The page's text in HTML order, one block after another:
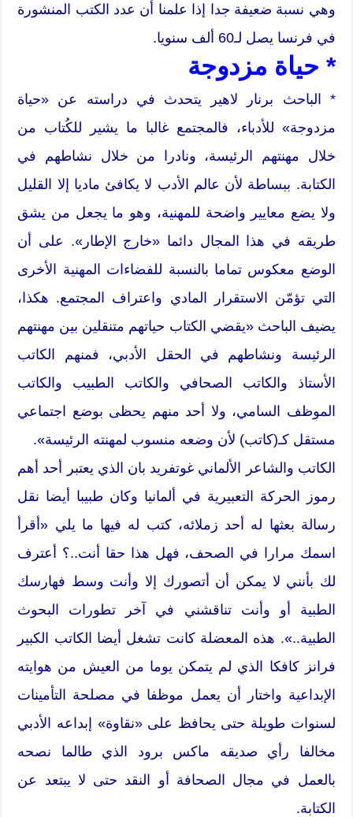
وهي نسبة ضعيفة جدا إذا علمنا أن عدد الكتب المنشورة
في فرنسا يصل لـ60 ألف سنويا.
* حياة مزدوجة
* الباحث برنار لاهير يتحدث في دراسته عن «حياة
مزدوجة» للأدباء، فالمجتمع غالبا ما يشير للكُتاب من
خلال مهنتهم الرئيسة، ونادرا من خلال نشاطهم في
الكتابة. ببساطة لأن عالم الأدب لا يكافئ ماديا إلا القليل
ولا يضع معايير واضحة للمهنية، وهو ما يجعل من يشق
طريقه في هذا المجال دائما «خارج الإطار». على أن
الوضع معكوس تماما بالنسبة للفضاءات المهنية الأخرى
التي تؤمّن الاستقرار المادي واعتراف المجتمع. هكذا،
يضيف الباحث «يقضي الكتاب حياتهم متنقلين بين مهنتهم
الرئيسة ونشاطهم في الحقل الأدبي، فمنهم الكاتب
الأستاذ والكاتب الصحافي والكاتب الطبيب والكاتب
الموظف السامي، ولا أحد منهم يحظى بوضع اجتماعي
مستقل كـ(كاتب) لأن وضعه منسوب لمهنته الرئيسة».
الكاتب والشاعر الألماني غوتفريد بان الذي يعتبر أحد أهم
رموز الحركة التعبيرية في ألمانيا وكان طبيبا أيضا نقل
رسالة بعثها له أحد زملائه، كتب له فيها ما يلي «أقرأ
اسمك مرارا في الصحف، فهل هذا حقا أنت..؟ أعترف
لك بأنني لا يمكن أن أتصورك إلا وأنت وسط فهارسك
الطبية أو وأنت تناقشني في آخر تطورات البحوث
الطبية..». هذه المعضلة كانت تشغل أيضا الكاتب الكبير
فرانز كافكا الذي لم يتمكن يوما من العيش من هوايته
الإبداعية واختار أن يعمل موظفا في مصلحة التأمينات
لسنوات طويلة حتى يحافظ على «نقاوة» إبداعه الأدبي
مخالفا رأي صديقه ماكس برود الذي طالما نصحه
بالعمل في مجال الصحافة أو النقد حتى لا يبتعد عن
الكتابة.